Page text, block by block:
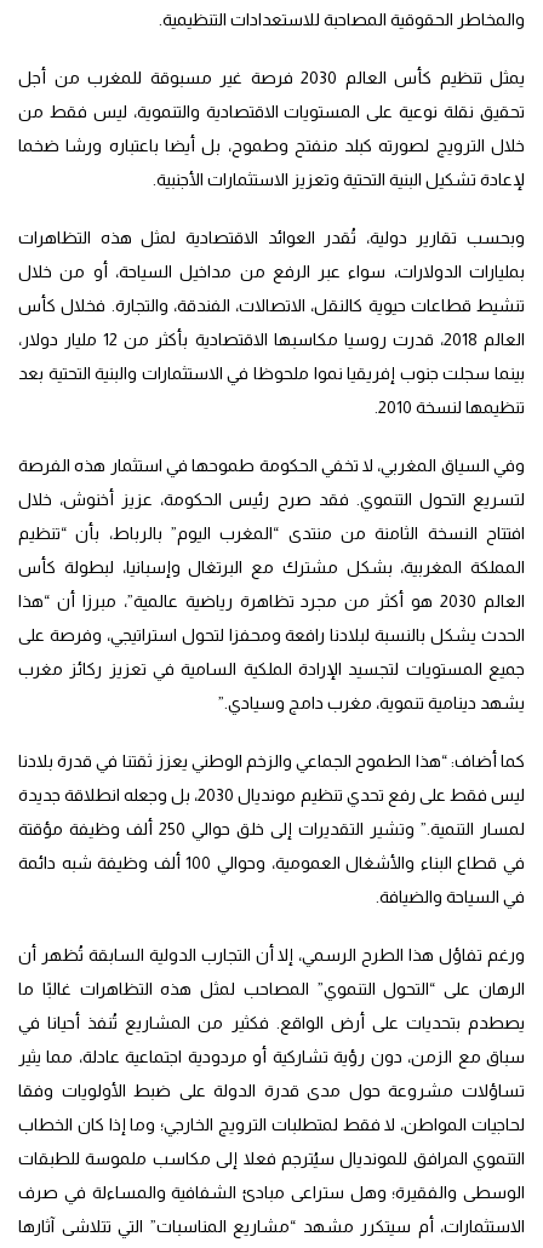
والمخاطر الحقوقية المصاحبة للاستعدادات التنظيمية.
يمثل تنظيم كأس العالم 2030 فرصة غير مسبوقة للمغرب من أجل
تحقيق نقلة نوعية على المستويات الاقتصادية والتنموية، ليس فقط من
خلال الترويج لصورته كبلد منفتح وطموح، بل أيضا باعتباره ورشا ضخما
لإعادة تشكيل البنية التحتية وتعزيز الاستثمارات الأجنبية.
وبحسب تقارير دولية، تُقدر العوائد الاقتصادية لمثل هذه التظاهرات
بمليارات الدولارات، سواء عبر الرفع من مداخيل السياحة، أو من خلال
تنشيط قطاعات حيوية كالنقل، الاتصالات، الفندقة، والتجارة. فخلال كأس
العالم 2018، قدرت روسيا مكاسبها الاقتصادية بأكثر من 12 مليار دولار،
بينما سجلت جنوب إفريقيا نموا ملحوظا في الاستثمارات والبنية التحتية بعد
تنظيمها لنسخة 2010.
وفي السياق المغربي، لا تخفي الحكومة طموحها في استثمار هذه الفرصة
لتسريع التحول التنموي. فقد صرح رئيس الحكومة، عزيز أخنوش، خلال
افتتاح النسخة الثامنة من منتدى “المغرب اليوم” بالرباط، بأن “تنظيم
المملكة المغربية، بشكل مشترك مع البرتغال وإسبانيا، لبطولة كأس
العالم 2030 هو أكثر من مجرد تظاهرة رياضية عالمية”، مبرزا أن “هذا
الحدث يشكل بالنسبة لبلادنا رافعة ومحفزا لتحول استراتيجي، وفرصة على
جميع المستويات لتجسيد الإرادة الملكية السامية في تعزيز ركائز مغرب
يشهد دينامية تنموية، مغرب دامج وسيادي.”
كما أضاف: “هذا الطموح الجماعي والزخم الوطني يعزز ثقتنا في قدرة بلادنا
ليس فقط على رفع تحدي تنظيم مونديال 2030، بل وجعله انطلاقة جديدة
لمسار التنمية.” وتشير التقديرات إلى خلق حوالي 250 ألف وظيفة مؤقتة
في قطاع البناء والأشغال العمومية، وحوالي 100 ألف وظيفة شبه دائمة
في السياحة والضيافة.
ورغم تفاؤل هذا الطرح الرسمي، إلا أن التجارب الدولية السابقة تُظهر أن
الرهان على “التحول التنموي” المصاحب لمثل هذه التظاهرات غالبًا ما
يصطدم بتحديات على أرض الواقع. فكثير من المشاريع تُنفذ أحيانا في
سباق مع الزمن، دون رؤية تشاركية أو مردودية اجتماعية عادلة، مما يثير
تساؤلات مشروعة حول مدى قدرة الدولة على ضبط الأولويات وفقا
لحاجيات المواطن، لا فقط لمتطلبات الترويج الخارجي؛ وما إذا كان الخطاب
التنموي المرافق للمونديال سيُترجم فعلا إلى مكاسب ملموسة للطبقات
الوسطى والفقيرة؛ وهل ستراعى مبادئ الشفافية والمساءلة في صرف
الاستثمارات، أم سيتكرر مشهد “مشاريع المناسبات” التي تتلاشى آثارها